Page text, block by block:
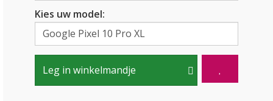
Kies uw model:
Leg in winkelmandje